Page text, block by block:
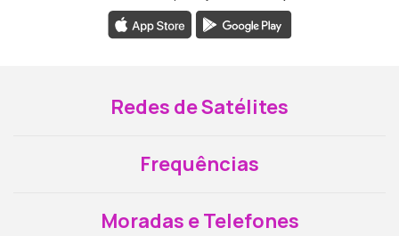
Redes de Satélites
Frequências
Moradas e Telefones